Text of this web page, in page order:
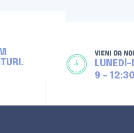
VIENI DA NOI
9 -